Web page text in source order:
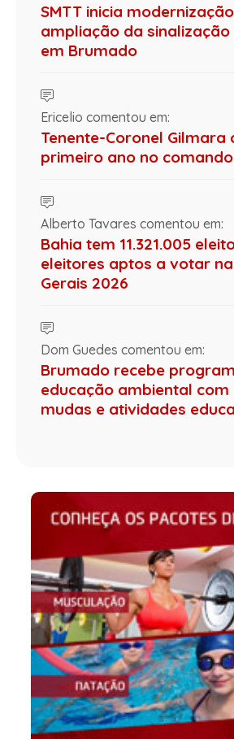
SMTT inicia
ampliação da
em Brumado
Ericelio comentou em:
Tenente-Coronel Gilmara
primeiro ano no comando
Alberto Tavares comentou em:
Bahia tem 11.321.005
eleitores aptos a votar
Gerais 2026
Dom Guedes comentou em:
Brumado recebe
educação ambiental
mudas e atividades